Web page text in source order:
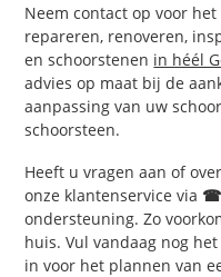
Neem contact op voor
repareren, renoveren,
en schoorstenen in héél
advies op maat bij de
aanpassing van uw
schoorsteen.
Heeft u vragen aan of
onze klantenservice via ☎
ondersteuning. Zo
huis. Vul vandaag nog
in voor het plannen van